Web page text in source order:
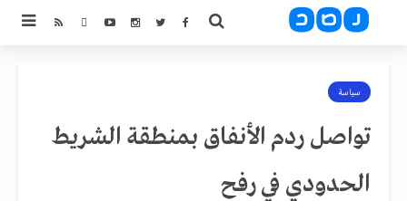
سياسة
تواصل ردم الأنفاق بمنطقة الشريط
الحدودي في رفح